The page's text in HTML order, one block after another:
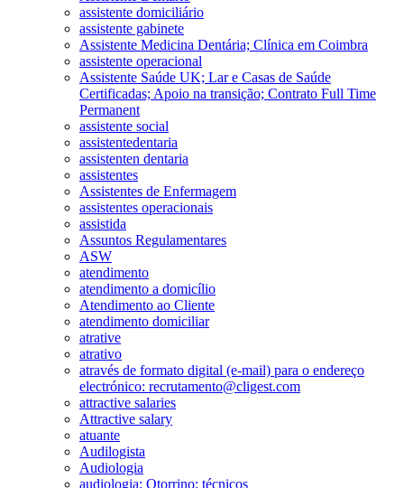
assistente domiciliário
assistente gabinete
Assistente Medicina Dentária; Clínica em Coimbra
assistente operacional
Assistente Saúde UK; Lar e Casas de Saúde
Certificadas; Apoio na transição; Contrato Full Time
Permanent
assistente social
assistentedentaria
assistenten dentaria
assistentes
Assistentes de Enfermagem
assistentes operacionais
assistida
Assuntos Regulamentares
ASW
atendimento
atendimento a domicílio
Atendimento ao Cliente
atendimento domiciliar
atrative
atrativo
através de formato digital (e-mail) para o endereço
electrónico: recrutamento@cligest.com
attractive salaries
Attractive salary
atuante
Audilogista
Audiologia
audiologia; Otorrino; técnicos